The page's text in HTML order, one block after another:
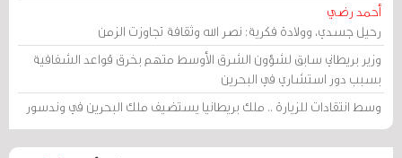
أحمد رضي
رحيل جسدي، وولادة فكرية: نصر الله وثقافة تجاوزت الزمن
وزير بريطاني سابق لشؤون الشرق الأوسط متهم بخرق قواعد الشفافية
بسبب دور استشاري في البحرين
وسط انتقادات للزيارة .. ملك بريطانيا يستضيف ملك البحرين في وندسور